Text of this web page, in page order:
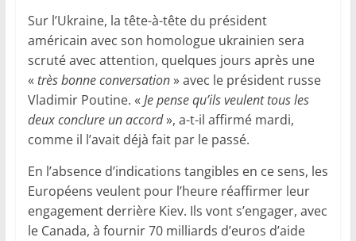
Sur l’Ukraine, la tête-à-tête du président
américain avec son homologue ukrainien sera
scruté avec attention, quelques jours après une
« très bonne conversation» avec le président russe
Vladimir Poutine. « Je pense qu’ils veulent tous les
deux conclure un accord», a-t-il affirmé mardi,
comme il l’avait déjà fait par le passé.
En l’absence d’indications tangibles en ce sens, les
Européens veulent pour l’heure réaffirmer leur
engagement derrière Kiev. Ils vont s’engager, avec
le Canada, à fournir 70 milliards d’euros d’aide